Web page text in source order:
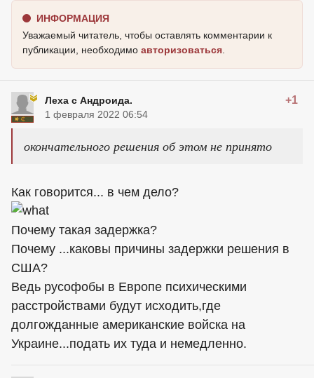
ИНФОРМАЦИЯ
Уважаемый читатель, чтобы оставлять комментарии к
публикации, необходимо авторизоваться.
Леха с Андроида. +1
1 февраля 2022 06:54
окончательного решения об этом не принято
Как говорится... в чем дело?
Почему такая задержка?
Почему ...каковы причины задержки решения в
США?
Ведь русофобы в Европе психическими
расстройствами будут исходить,где
долгожданные американские войска на
Украине...подать их туда и немедленно.